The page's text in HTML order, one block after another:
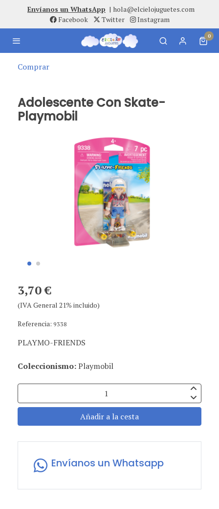
Envíanos un WhatsApp | hola@elcielojuguetes.com
Facebook
Twitter Instagram
0
Comprar
Adolescente Con Skate-
Playmobil
3,70 €
(IVA General 21% incluido)
Referencia: 9338
PLAYMO-FRIENDS
Coleccionismo:Playmobil
Añadir a la cesta
Envíanos un Whatsapp